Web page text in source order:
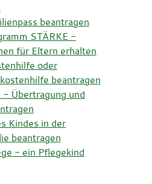
beantragen
STÄRKE -
für Eltern erhalten
oder
beantragen
- Übertragung und
Kindes in der
beantragen
- ein Pflegekind